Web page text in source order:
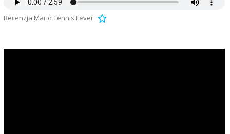
Recenzja Mario Tennis Fever